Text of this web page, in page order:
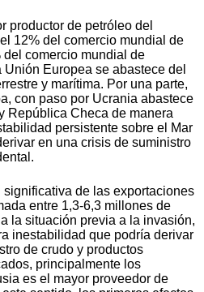
productor de petróleo del
12% del comercio mundial de
comercio mundial de
Europea se abastece del
y marítima. Por una parte,
con paso por Ucrania abastece
República Checa de manera
persistente sobre el Mar
en una crisis de suministro
de las exportaciones
entre 1,3-6,3 millones de
la situación previa a la invasión,
inestabilidad que podría derivar
de crudo y productos
principalmente los
es el mayor proveedor de